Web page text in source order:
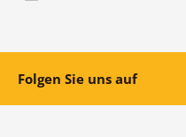
Folgen Sie uns auf